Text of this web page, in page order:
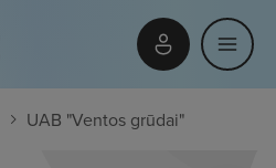
UAB "Ventos grūdai"